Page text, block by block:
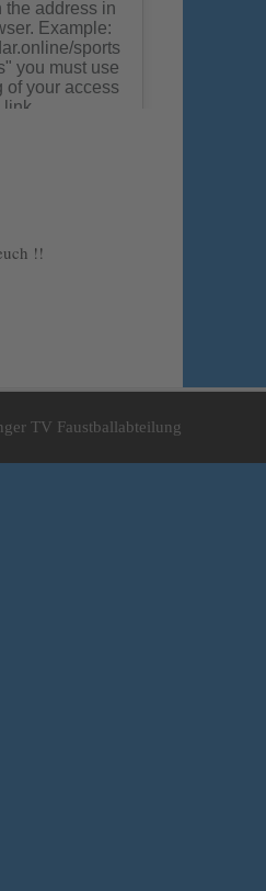
TV Faustballabteilung